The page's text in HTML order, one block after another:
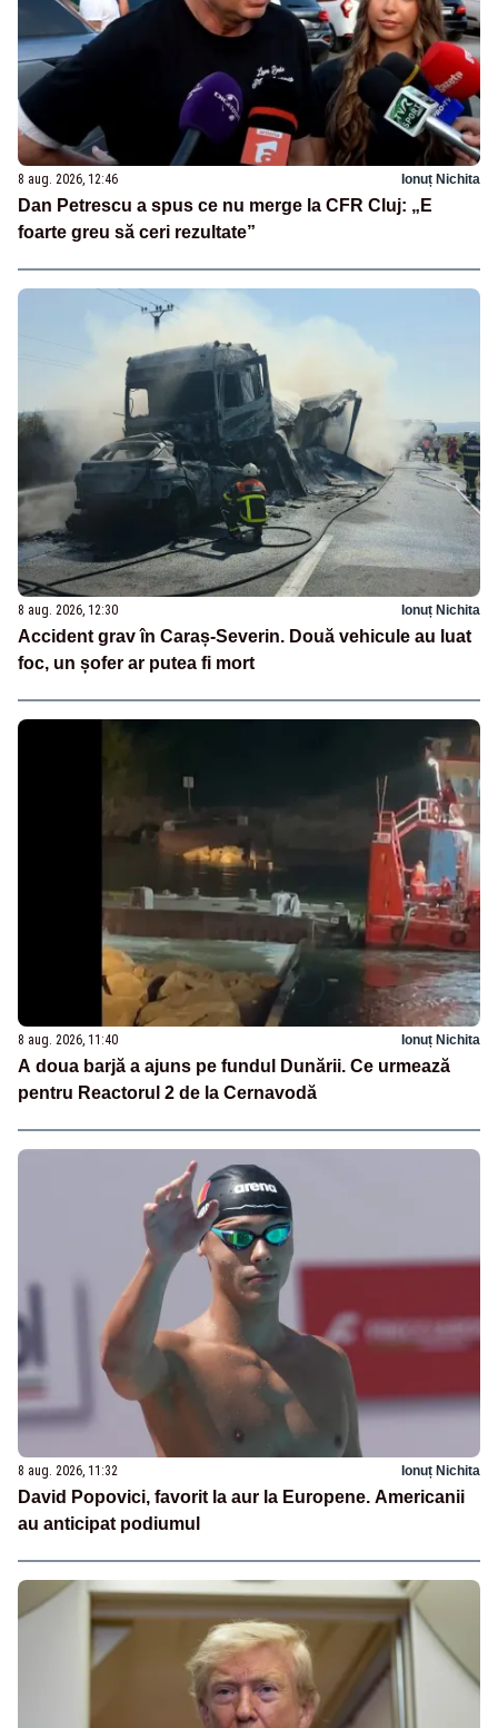
8 aug. 2026, 12:46 Ionuț Nichita
Dan Petrescu a spus ce nu merge la CFR Cluj: „E
foarte greu să ceri rezultate”
8 aug. 2026, 12:30 Ionuț Nichita
Accident grav în Caraș-Severin. Două vehicule au luat
foc, un șofer ar putea fi mort
8 aug. 2026, 11:40 Ionuț Nichita
A doua barjă a ajuns pe fundul Dunării. Ce urmează
pentru Reactorul 2 de la Cernavodă
8 aug. 2026, 11:32 Ionuț Nichita
David Popovici, favorit la aur la Europene. Americanii
au anticipat podiumul